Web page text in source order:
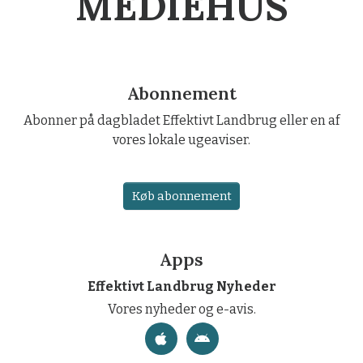
Abonnement
Abonner på dagbladet Effektivt Landbrug eller en af
vores lokale ugeaviser.
Køb abonnement
Apps
Effektivt Landbrug Nyheder
Vores nyheder og e-avis.